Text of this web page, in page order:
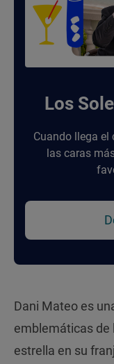
Los
Cuando llega el
las caras
Dani Mateo es
emblemáticas de
estrella en su